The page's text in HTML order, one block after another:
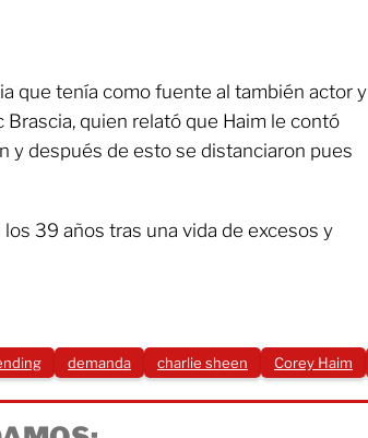
que tenía como fuente al también actor y
Brascia, quien relató que Haim le contó
y después de esto se distanciaron pues
39 años tras una vida de excesos y
demanda charlie sheen Corey Haim